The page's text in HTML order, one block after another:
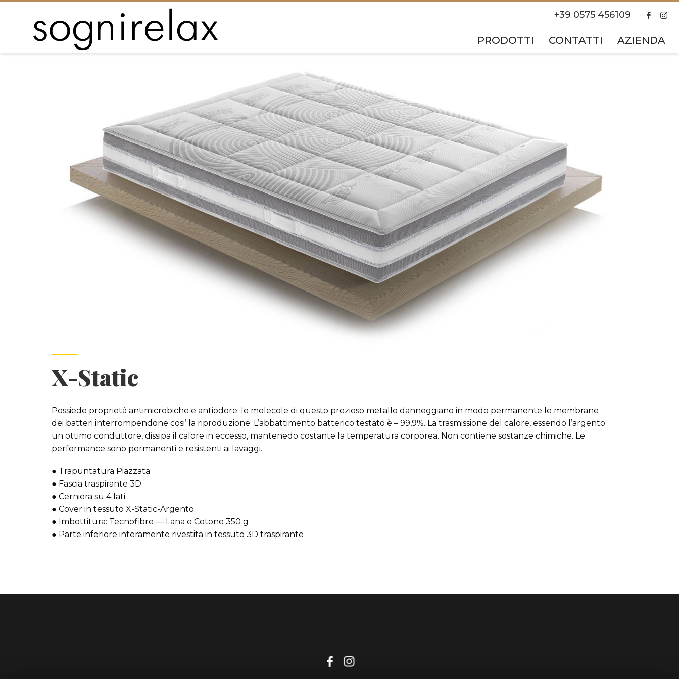
+39 0575 456109
PRODOTTI CONTATTI AZIENDA
X-Static
Possiede proprietà antimicrobiche e antiodore: le molecole di questo prezioso metallo danneggiano in modo permanente le membrane
dei batteri interrompendone cosi’ la riproduzione. L’abbattimento batterico testato è – 99,9%. La trasmissione del calore, essendo l’argento
un ottimo conduttore, dissipa il calore in eccesso, mantenedo costante la temperatura corporea. Non contiene sostanze chimiche. Le
performance sono permanenti e resistenti ai lavaggi.
● Trapuntatura Piazzata
● Fascia traspirante 3D
● Cerniera su 4 lati
● Cover in tessuto X-Static-Argento
● Imbottitura: Tecnofibre — Lana e Cotone 350 g
● Parte inferiore interamente rivestita in tessuto 3D traspirante